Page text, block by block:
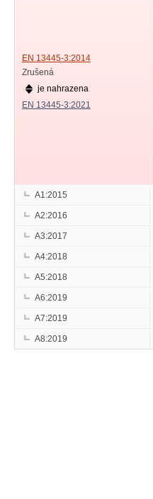
EN 13445-3:2014
Zrušená
je nahrazena
EN 13445-3:2021
A1:2015
A2:2016
A3:2017
A4:2018
A5:2018
A6:2019
A7:2019
A8:2019